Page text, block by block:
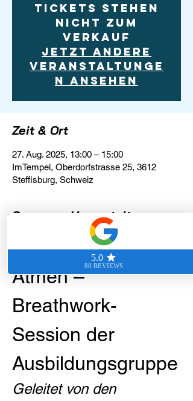
Tickets stehen
nicht zum
Verkauf
Jetzt andere
Veranstaltunge
n ansehen
Zeit & Ort
27. Aug. 2025, 13:00 – 15:00
ImTempel, Oberdorfstrasse 25, 3612
Steffisburg, Schweiz
Summary Veranstaltung
Transformatives
Atmen –
Breathwork-
Session der
Ausbildungsgruppe
Geleitet von den